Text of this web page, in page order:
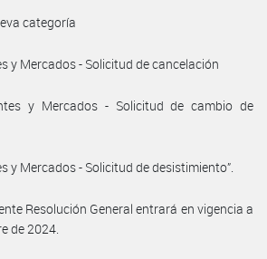
categoría
y Mercados - Solicitud de cancelación
y Mercados - Solicitud de cambio de
y Mercados - Solicitud de desistimiento”.
Resolución General entrará en vigencia a
de 2024.